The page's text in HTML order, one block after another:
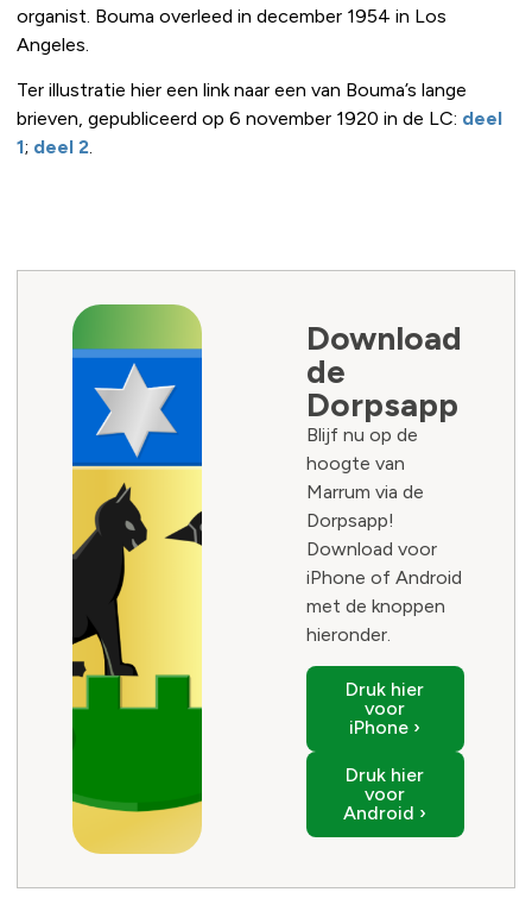
organist. Bouma overleed in december 1954 in Los
Angeles.
Ter illustratie hier een link naar een van Bouma’s lange
brieven, gepubliceerd op 6 november 1920 in de LC: deel
1; deel 2.
Download
de
Dorpsapp
Blijf nu op de
hoogte van
Marrum via de
Dorpsapp!
Download voor
iPhone of Android
met de knoppen
hieronder.
Druk hier
voor
iPhone ›
Druk hier
voor
Android ›